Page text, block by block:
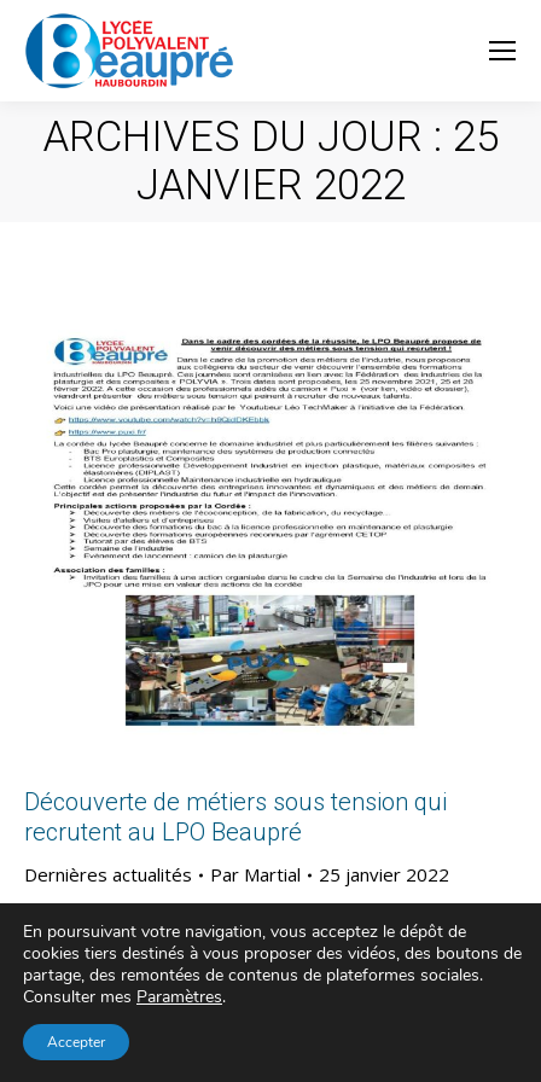
ARCHIVES DU JOUR : 25
JANVIER 2022
Découverte de métiers sous tension qui
recrutent au LPO Beaupré
Dernières actualités Par Martial 25 janvier 2022
En poursuivant votre navigation, vous acceptez le dépôt de
cookies tiers destinés à vous proposer des vidéos, des boutons de
partage, des remontées de contenus de plateformes sociales.
Consulter mes Paramètres.
Accepter